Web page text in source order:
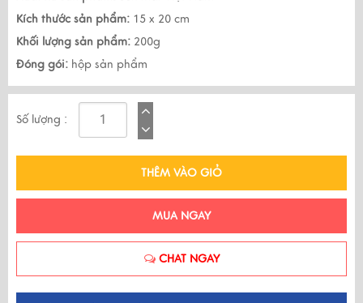
Kích thước sản phẩm: 15 x 20 cm
Khối lượng sản phẩm: 200g
Đóng gói: hộp sản phẩm
Số lượng :
THÊM VÀO GIỎ
MUA NGAY
CHAT NGAY